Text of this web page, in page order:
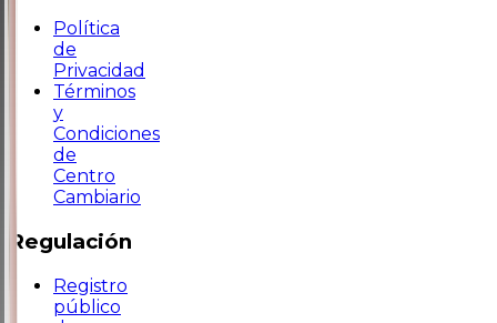
Política
de
Privacidad
Términos
y
Condiciones
de
Centro
Cambiario
Regulación
Registro
público